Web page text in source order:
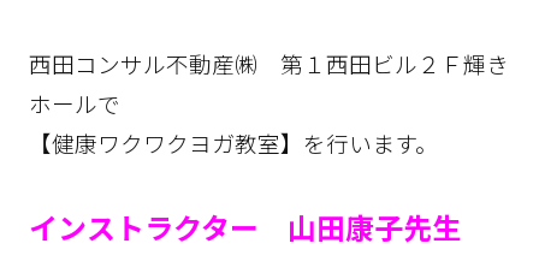
西田コンサル不動産㈱ 第１西田ビル２Ｆ輝き
ホールで
【健康ワクワクヨガ教室】を行います。
インストラクター 山田康子先生